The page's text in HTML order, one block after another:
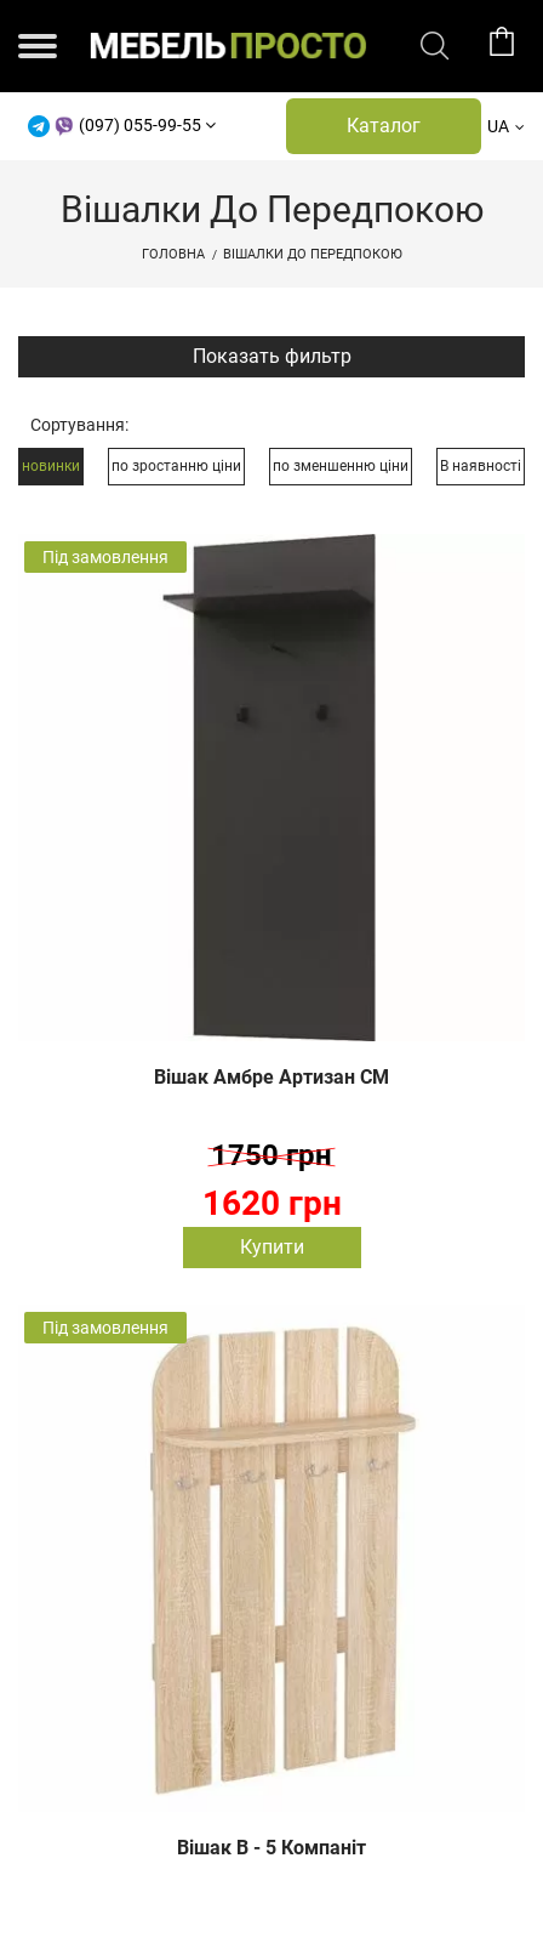
(097) 055-99-55 Каталог UA
Вішалки До Передпокою
ГОЛОВНА ВІШАЛКИ ДО ПЕРЕДПОКОЮ
Сортування:
новинки по зростанню ціни по зменшенню ціни В наявності
Під замовлення
Вішак Амбре Артизан СМ
1620 грн
1750 грн
Купити
Під замовлення
Вішак В - 5 Компаніт
Показать фильтр